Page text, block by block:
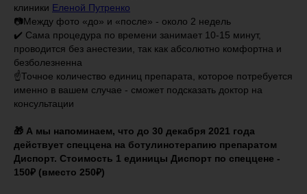
клиники Еленой Путренко
📷Между фото «до» и «после» - около 2 недель
✔️ Сама процедура по времени занимает 10-15 минут,
проводится без анестезии, так как абсолютно комфортна и
безболезненна
☝️Точное количество единиц препарата, которое потребуется
именно в вашем случае - сможет подсказать доктор на
консультации
🎁 А мы напоминаем, что до 30 декабря 2021 года
действует спеццена на ботулинотерапию препаратом
Диспорт. Стоимость 1 единицы Диспорт по спеццене -
150₽ (вместо 250₽)